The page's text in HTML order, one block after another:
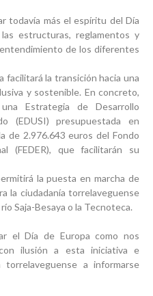
todavía más el espíritu del Día
estructuras, reglamentos y
de los diferentes
facilitará la transición hacia una
y sostenible. En concreto,
Estrategia de Desarrollo
(EDUSI) presupuestada en
de 2.976.643 euros del Fondo
(FEDER), que facilitarán su
la puesta en marcha de
la ciudadanía torrelaveguense
Saja-Besaya o la Tecnoteca.
el Día de Europa como nos
ilusión a esta iniciativa e
a informarse